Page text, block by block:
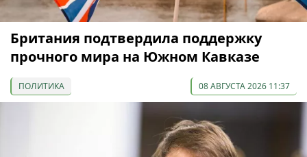
Британия подтвердила поддержку
прочного мира на Южном Кавказе
ПОЛИТИКА 08 АВГУСТА 2026 11:37